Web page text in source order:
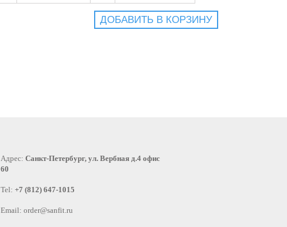
ДОБАВИТЬ В КОРЗИНУ
Адрес: Санкт-Петербург, ул. Вербная д.4 офис
60
Tel: +7 (812) 647-1015
Email: order@sanfit.ru